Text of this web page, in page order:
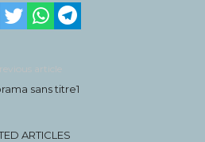
article
sans titre1
ARTICLES